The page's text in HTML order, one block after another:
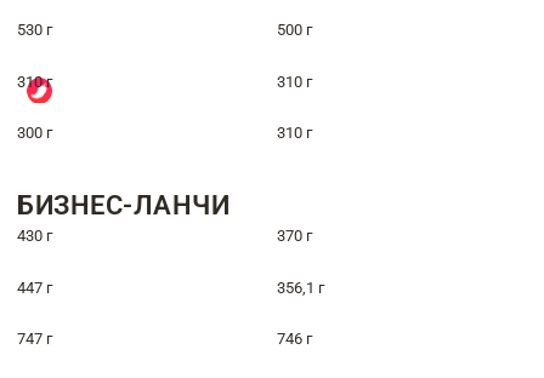
530 г 500 г
310 г 310 г
300 г 310 г
БИЗНЕС-ЛАНЧИ
430 г 370 г
447 г 356,1 г
747 г 746 г